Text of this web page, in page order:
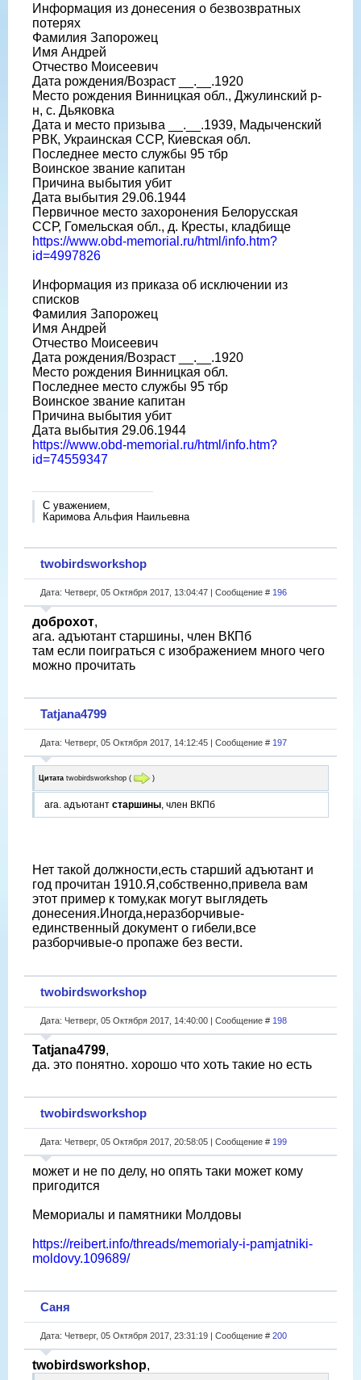
Информация из донесения о безвозвратных
потерях
Фамилия Запорожец
Имя Андрей
Отчество Моисеевич
Дата рождения/Возраст __.__.1920
Место рождения Винницкая обл., Джулинский р-
н, с. Дьяковка
Дата и место призыва __.__.1939, Мадыченский
РВК, Украинская ССР, Киевская обл.
Последнее место службы 95 тбр
Воинское звание капитан
Причина выбытия убит
Дата выбытия 29.06.1944
Первичное место захоронения Белорусская
ССР, Гомельская обл., д. Кресты, кладбище
https://www.obd-memorial.ru/html/info.htm?
id=4997826
Информация из приказа об исключении из
списков
Фамилия Запорожец
Имя Андрей
Отчество Моисеевич
Дата рождения/Возраст __.__.1920
Место рождения Винницкая обл.
Последнее место службы 95 тбр
Воинское звание капитан
Причина выбытия убит
Дата выбытия 29.06.1944
https://www.obd-memorial.ru/html/info.htm?
id=74559347
С уважением,
Каримова Альфия Наильевна
twobirdsworkshop
Дата: Четверг, 05 Октября 2017, 13:04:47 | Сообщение # 196
доброхот,
ага. адъютант старшины, член ВКПб
там если поиграться с изображением много чего
можно прочитать
Tatjana4799
Дата: Четверг, 05 Октября 2017, 14:12:45 | Сообщение # 197
Цитата twobirdsworkshop ( )
ага. адъютант старшины, член ВКПб
Нет такой должности,есть старший адъютант и
год прочитан 1910.Я,собственно,привела вам
этот пример к тому,как могут выглядеть
донесения.Иногда,неразборчивые-
единственный документ о гибели,все
разборчивые-о пропаже без вести.
twobirdsworkshop
Дата: Четверг, 05 Октября 2017, 14:40:00 | Сообщение # 198
Tatjana4799,
да. это понятно. хорошо что хоть такие но есть
twobirdsworkshop
Дата: Четверг, 05 Октября 2017, 20:58:05 | Сообщение # 199
может и не по делу, но опять таки может кому
пригодится
Мемориалы и памятники Молдовы
https://reibert.info/threads/memorialy-i-pamjatniki-
moldovy.109689/
Саня
Дата: Четверг, 05 Октября 2017, 23:31:19 | Сообщение # 200
twobirdsworkshop,